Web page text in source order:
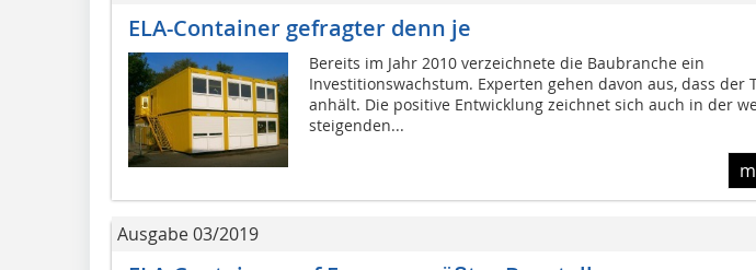
ELA-Container gefragter denn je
Bereits im Jahr 2010 verzeichnete die Baubranche ein
Investitionswachstum. Experten gehen davon aus, dass der
anhält. Die positive Entwicklung zeichnet sich auch in der
steigenden...
Ausgabe 03/2019